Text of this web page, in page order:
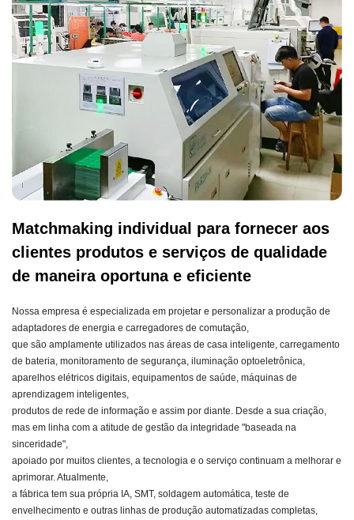
Matchmaking individual para fornecer aos
clientes produtos e serviços de qualidade
de maneira oportuna e eficiente
Nossa empresa é especializada em projetar e personalizar a produção de
adaptadores de energia e carregadores de comutação,
que são amplamente utilizados nas áreas de casa inteligente, carregamento
de bateria, monitoramento de segurança, iluminação optoeletrônica,
aparelhos elétricos digitais, equipamentos de saúde, máquinas de
aprendizagem inteligentes,
produtos de rede de informação e assim por diante. Desde a sua criação,
mas em linha com a atitude de gestão da integridade "baseada na
sinceridade",
apoiado por muitos clientes, a tecnologia e o serviço continuam a melhorar e
aprimorar. Atualmente,
a fábrica tem sua própria IA, SMT, soldagem automática, teste de
envelhecimento e outras linhas de produção automatizadas completas,